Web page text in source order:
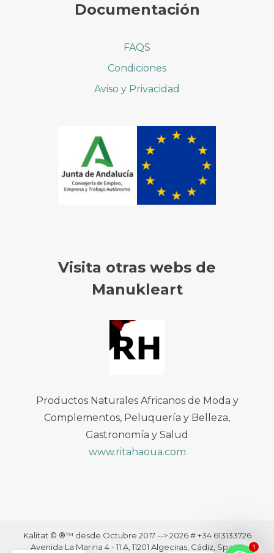
Documentación
FAQS
Condiciones
Aviso y Privacidad
Visita otras webs de
Manukleart
Productos Naturales Africanos de Moda y
Complementos, Peluquería y Belleza,
Gastronomía y Salud
www.ritahaoua.com
Kalitat © ®™ desde Octubre 2017 --> 2026 # +34 613133726
Avenida La Marina 4 - 11 A, 11201 Algeciras, Cádiz, Spain ·
1